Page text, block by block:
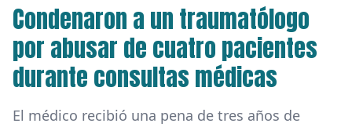
Condenaron a un traumatólogo
por abusar de cuatro pacientes
durante consultas médicas
El médico recibió una pena de tres años de